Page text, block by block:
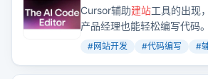
再也不会就缺一个程序
Cursor辅助建站工具的出现
产品经理也能轻松编写代码
Cursor就能自动帮你完成代
#网站开发 #代码编写 #